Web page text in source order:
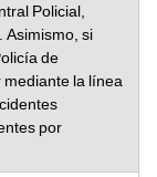
Policial,
Asimismo, si
de
la línea
por